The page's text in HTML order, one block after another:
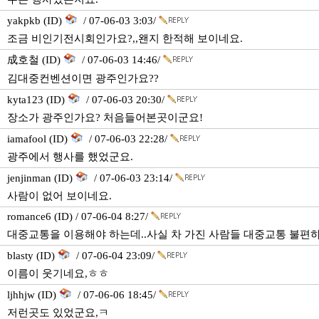
yakpkb (ID)
/ 07-06-03 3:03/
조금 비인기전시회인가요?,,왠지 한적해 보이네요.
成호철 (ID)
/ 07-06-03 14:46/
김대중컨벤션이면 광주인가요??
kyta123 (ID)
/ 07-06-03 20:30/
장소가 광주인가요? 처음들어본곳이군요!
iamafool (ID)
/ 07-06-03 22:28/
광주에서 행사를 했었군요.
jenjinman (ID)
/ 07-06-03 23:14/
사람이 없어 보이네요.
romance6 (ID) / 07-06-04 8:27/
대중교통을 이용해야 하는데..사실 차 가진 사람들 대중교통 불편
blasty (ID)
/ 07-06-04 23:09/
이름이 웃기네요,ㅎㅎ
ljhhjw (ID)
/ 07-06-06 18:45/
저런곳도 있었군요,ㅋ